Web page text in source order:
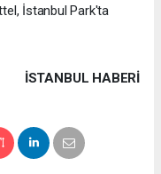
İstanbul Park'ta
İSTANBUL HABERİ